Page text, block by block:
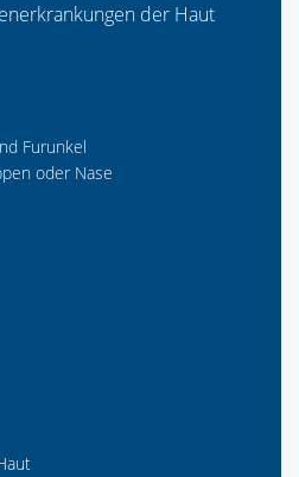
der Haut
Furunkel
oder Nase